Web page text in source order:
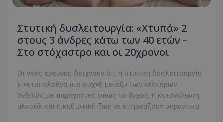
Στυτική δυσλειτουργία: «Xτυπά» 2
στους 3 άνδρες κάτω των 40 ετών –
Στο στόχαστρο και οι 20χρονοι
Οι νέες έρευνες δείχνουν ότι η στυτική δυσλειτουργία
γίνεται ολοένα πιο συχνή μεταξύ των νεότερων
ανδρών, με παράγοντες όπως το άγχος, η κατανάλωση
αλκοόλ και η καθιστική ζωή να επηρεάζουν σημαντικά.